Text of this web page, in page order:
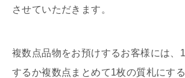
させていただきます。
複数点品物をお預けするお客様には、
するか複数点まとめて1枚の質札にす